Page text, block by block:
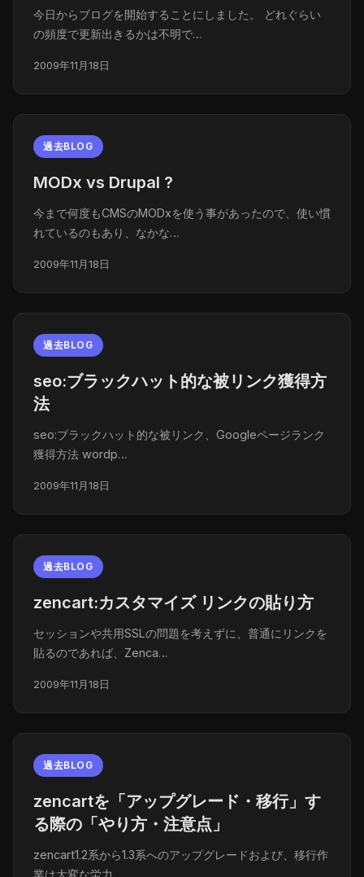
今日からブログを開始することにしました。 どれぐらい
の頻度で更新出きるかは不明で…
2009年11月18日
過去BLOG
MODx vs Drupal ?
今まで何度もCMSのMODxを使う事があったので、使い慣
れているのもあり、なかな…
2009年11月18日
過去BLOG
seo:ブラックハット的な被リンク獲得方
法
seo:ブラックハット的な被リンク、Googleページランク
獲得方法 wordp…
2009年11月18日
過去BLOG
zencart:カスタマイズ リンクの貼り方
セッションや共用SSLの問題を考えずに、普通にリンクを
貼るのであれば、Zenca…
2009年11月18日
過去BLOG
zencartを「アップグレード・移行」す
る際の「やり方・注意点」
zencart1.2系から1.3系へのアップグレードおよび、移行作
業は大変な労力…